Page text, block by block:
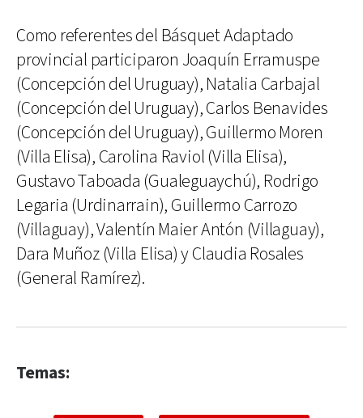
Como referentes del Básquet Adaptado
provincial participaron Joaquín Erramuspe
(Concepción del Uruguay), Natalia Carbajal
(Concepción del Uruguay), Carlos Benavides
(Concepción del Uruguay), Guillermo Moren
(Villa Elisa), Carolina Raviol (Villa Elisa),
Gustavo Taboada (Gualeguaychú), Rodrigo
Legaria (Urdinarrain), Guillermo Carrozo
(Villaguay), Valentín Maier Antón (Villaguay),
Dara Muñoz (Villa Elisa) y Claudia Rosales
(General Ramírez).
Temas: